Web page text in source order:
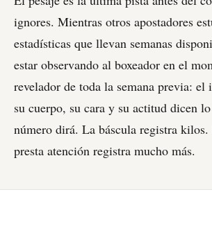
ignores. Mientras otros apostadores
estadísticas que llevan semanas
estar observando al boxeador en el
revelador de toda la semana previa: el
su cuerpo, su cara y su actitud dicen
número dirá. La báscula registra
presta atención registra mucho más.